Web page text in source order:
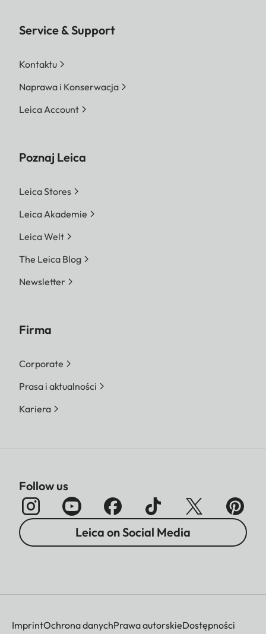
Service & Support
Kontaktu
Naprawa i Konserwacja
Leica Account
Poznaj Leica
Leica Stores
Leica Akademie
Leica Welt
The Leica Blog
Newsletter
Firma
Corporate
Prasa i aktualności
Kariera
Follow us
Leica on Social Media
ImprintOchrona danychPrawa autorskieDostępności